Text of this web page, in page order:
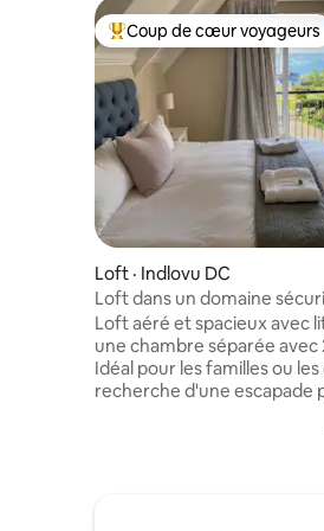
Coup de cœur voyageurs
Coup de cœur voyageurs
Loft · Indlovu DC
Loft dans un domaine
Hilton College
Loft aéré et spacieux avec
une chambre séparée avec
Idéal pour les familles ou les
recherche d'une escapade
enfants séjournent
Réduction pour les